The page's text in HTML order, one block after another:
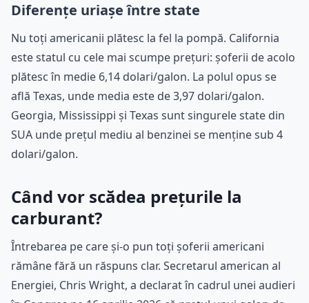
Diferențe uriașe între state
Nu toți americanii plătesc la fel la pompă. California
este statul cu cele mai scumpe prețuri: șoferii de acolo
plătesc în medie 6,14 dolari/galon. La polul opus se
află Texas, unde media este de 3,97 dolari/galon.
Georgia, Mississippi și Texas sunt singurele state din
SUA unde prețul mediu al benzinei se menține sub 4
dolari/galon.
Când vor scădea prețurile la
carburant?
Întrebarea pe care și-o pun toți șoferii americani
rămâne fără un răspuns clar. Secretarul american al
Energiei, Chris Wright, a declarat în cadrul unei audieri